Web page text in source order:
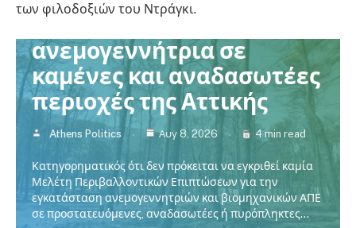
των φιλοδοξιών του Ντράγκι.
Χαρδαλιάς: Καμία
ανεμογεννήτρια σε
καμένες και αναδασωτέες
περιοχές της Αττικής
Athens Politics Αυγ 8, 2026 4 min read
Κατηγορηματικός ότι δεν πρόκειται να εγκριθεί καμία
Μελέτη Περιβαλλοντικών Επιπτώσεων για την
εγκατάσταση ανεμογεννητριών και βιομηχανικών ΑΠΕ
σε προστατευόμενες, αναδασωτέες ή πυρόπληκτες…